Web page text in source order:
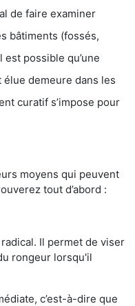
de faire examiner
bâtiments (fossés,
est possible qu’une
demeure dans les
curatif s’impose pour
moyens qui peuvent
tout d’abord :
Il permet de viser
rongeur lorsqu'il
c’est-à-dire que